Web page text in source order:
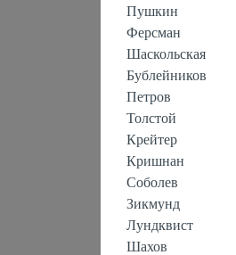
Пушкин
Ферсман
Шаскольская
Бублейников
Петров
Толстой
Крейтер
Кришнан
Соболев
Зикмунд
Лундквист
Шахов